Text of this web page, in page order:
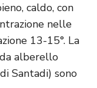
caldo, con
nelle
13-15°. La
alberello
Santadi) sono